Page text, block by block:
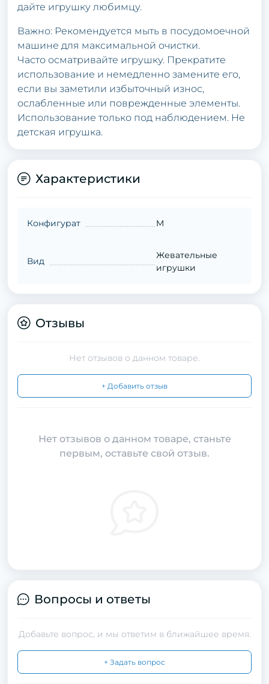
дайте игрушку любимцу.
Важно: Рекомендуется мыть в посудомоечной
машине для максимальной очистки.
Часто осматривайте игрушку. Прекратите
использование и немедленно замените его,
если вы заметили избыточный износ,
ослабленные или поврежденные элементы.
Использование только под наблюдением. Не
детская игрушка.
Характеристики
Конфигурат M
Вид
Жевательные
игрушки
Отзывы
Нет отзывов о данном товаре.
+ Добавить отзыв
Нет отзывов о данном товаре, станьте
первым, оставьте свой отзыв.
Вопросы и ответы
Добавьте вопрос, и мы ответим в ближайшее время.
+ Задать вопрос